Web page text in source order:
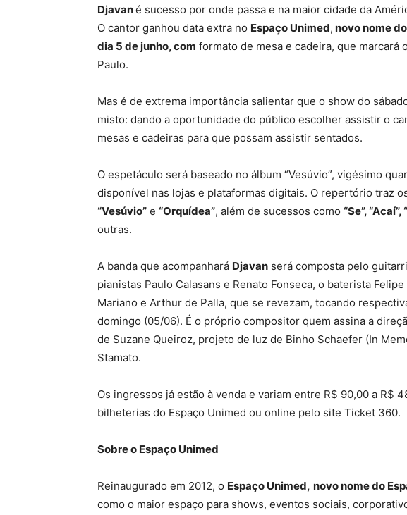
Djavané sucesso por onde passa e na maior cidade da
O cantor ganhou data extra no Espaço Unimed, novo nome
dia 5 de junho, com formato de mesa e cadeira, que marcará
Paulo.
Mas é de extrema importância salientar que o show do
misto: dando a oportunidade do público escolher assistir o
mesas e cadeiras para que possam assistir sentados.
O espetáculo será baseado no álbum “Vesúvio”, vigésimo
disponível nas lojas e plataformas digitais. O repertório traz
“Vesúvio” e “Orquídea”, além de sucessos como “Se”,
outras.
A banda que acompanhará Djavan será composta pelo
pianistas Paulo Calasans e Renato Fonseca, o baterista
Mariano e Arthur de Palla, que se revezam, tocando
domingo (05/06). É o próprio compositor quem assina a
de Suzane Queiroz, projeto de luz de Binho Schaefer (In
Stamato.
Os ingressos já estão à venda e variam entre R$ 90,00 a R$
bilheterias do Espaço Unimed ou online pelo site Ticket 360.
Sobre o Espaço Unimed
Reinaugurado em 2012, o Espaço Unimed, novo nome do
como o maior espaço para shows, eventos sociais,